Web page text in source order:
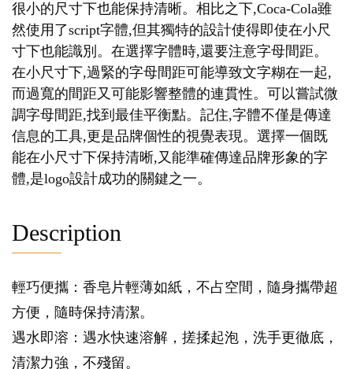
很小的尺寸下也能保持清晰。相比之下,Coca-Cola雖
然使用了script字體,但其獨特的設計使得即使在小尺
寸下也能識別。在選擇字體時,還要注意字母間距。
在小尺寸下,過緊的字母間距可能導致文字糊在一起,
而過寬的間距又可能影響整體的連貫性。可以嘗試微
調字母間距,找到最佳平衡點。記住,字體不僅是傳達
信息的工具,更是品牌個性的視覺表現。選擇一個既
能在小尺寸下保持清晰,又能準確傳達品牌形象的字
體,是logo設計成功的關鍵之一。
Description
輕巧便攜：香皂片輕薄如紙，不占空間，隨身攜帶超
方便，隨時保持清潔。
遇水即溶：遇水快速溶解，搓揉起泡，洗手更徹底，
清潔力強，不殘留。